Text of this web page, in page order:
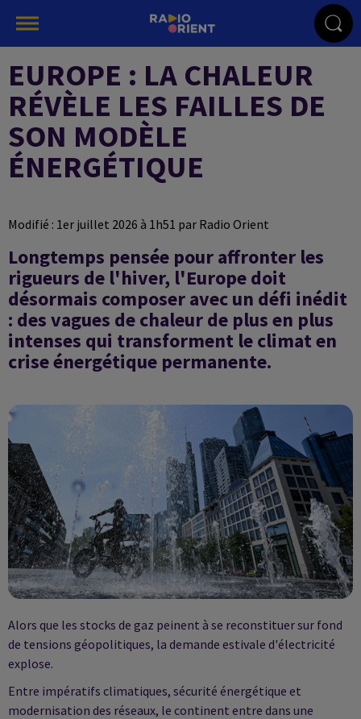
EUROPE : LA CHALEUR
RÉVÈLE LES FAILLES DE
SON MODÈLE
ÉNERGÉTIQUE
Modifié : 1er juillet 2026 à 1h51 par Radio Orient
Longtemps pensée pour affronter les
rigueurs de l'hiver, l'Europe doit
désormais composer avec un défi inédit
: des vagues de chaleur de plus en plus
intenses qui transforment le climat en
crise énergétique permanente.
Alors que les stocks de gaz peinent à se reconstituer sur fond
de tensions géopolitiques, la demande estivale d'électricité
explose.
Entre impératifs climatiques, sécurité énergétique et
modernisation des réseaux, le continent entre dans une